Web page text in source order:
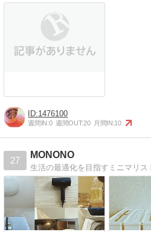
1476100
週間IN:0 週間OUT:20 月間IN:10
27
MONONO